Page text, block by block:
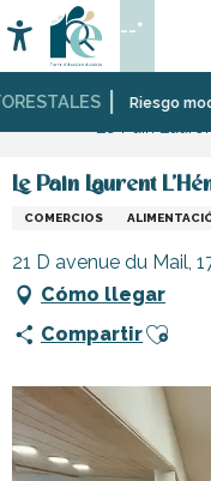
au
contenu
principal
Riesgo
Buscar
--°
Página Web
Le Pain Laurent
COMERCIOS
21 D avenue du Mail,
Cómo llegar
CompartirAjouter